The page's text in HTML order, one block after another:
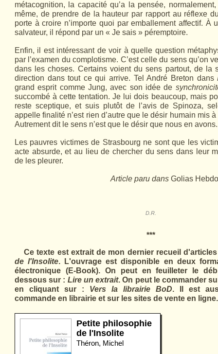
métacognition, la capacité qu’a la pensée,
même, de prendre de la hauteur par rapport au réflexe
porte à croire n’importe quoi par emballement affectif. À
salvateur, il répond par un « Je sais » péremptoire.
Enfin, il est intéressant de voir à quelle question
par l’examen du complotisme. C’est celle du sens qu’on
dans les choses. Certains voient du sens partout, de la
direction dans tout ce qui arrive. Tel André Breton dans
grand esprit comme Jung, avec son idée de
succombé à cette tentation. Je lui dois beaucoup, mais
reste sceptique, et suis plutôt de l’avis de Spinoza,
appelle finalité n’est rien d’autre que le désir humain mis
Autrement dit le sens n’est que le désir que nous en avons.
Les pauvres victimes de Strasbourg ne sont que les
acte absurde, et au lieu de chercher du sens dans leur
de les pleurer.
Article paru dans Golias Hebdo
D.R.
***
Ce texte est extrait de mon dernier recueil d'articles
de l'Insolite. L'ouvrage est disponible en deux
électronique (E-Book). On peut en feuilleter le
dessous sur : Lire un extrait. On peut le commander
en cliquant sur :
Vers la librairie BoD. Il est
commande en librairie et sur les sites de vente en ligne.
Petite philosophie
de l'Insolite
Théron, Michel